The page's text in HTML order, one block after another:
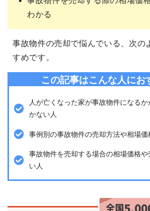
わかる
事故物件の売却で悩んでいる、次の
すめです。
この記事はこんな人にお
人が亡くなった家が事故物件になる
かない人
事例別の事故物件の売却方法や相場価
事故物件を売却する場合の相場価格や
い人